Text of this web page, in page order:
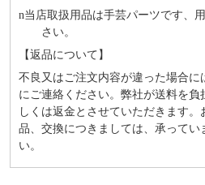
n当店取扱用品は⼿芸パーツです、
さい。
【返品について】
不良又はご注文内容が違った場合に
にご連絡ください。弊社が送料を
しくは返金とさせていただきます。
品、交換につきましては、承ってい
い。